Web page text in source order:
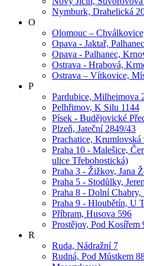
Nymburk, Drahelická
O
Olomouc –
Opava - Jaktař,
Opava - Palhanec,
Ostrava - Hrabová,
Ostrava – Vítkovice,
P
Pardubice, Milheimova
Pelhřimov, K Silu 1144
Písek - Budějovické
Plzeň, Jateční 2849/43
Prachatice, Krumlovská
Praha 10 - Malešice,
ulice Třebohostická)
Praha 3 - Žižkov, Jana
Praha 5 - Stodůlky,
Praha 8 - Dolní
Praha 9 - Hloubětín, U
Příbram, Husova 596
Prostějov, Pod Kosířem
R
Ruda, Nádražní 7
Rudná, Pod Můstkem